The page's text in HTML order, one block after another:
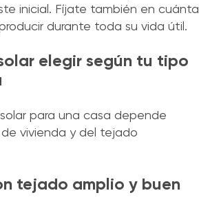
inicial. Fíjate también en cuánta
durante toda su vida útil.
elegir según tu tipo
para una casa depende
vivienda y del tejado
tejado amplio y buen